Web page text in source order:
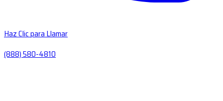
Haz Clic para Llamar
(888) 580-4810